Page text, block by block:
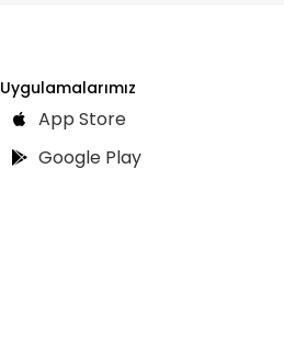
Uygulamalarımız
App Store
Google Play